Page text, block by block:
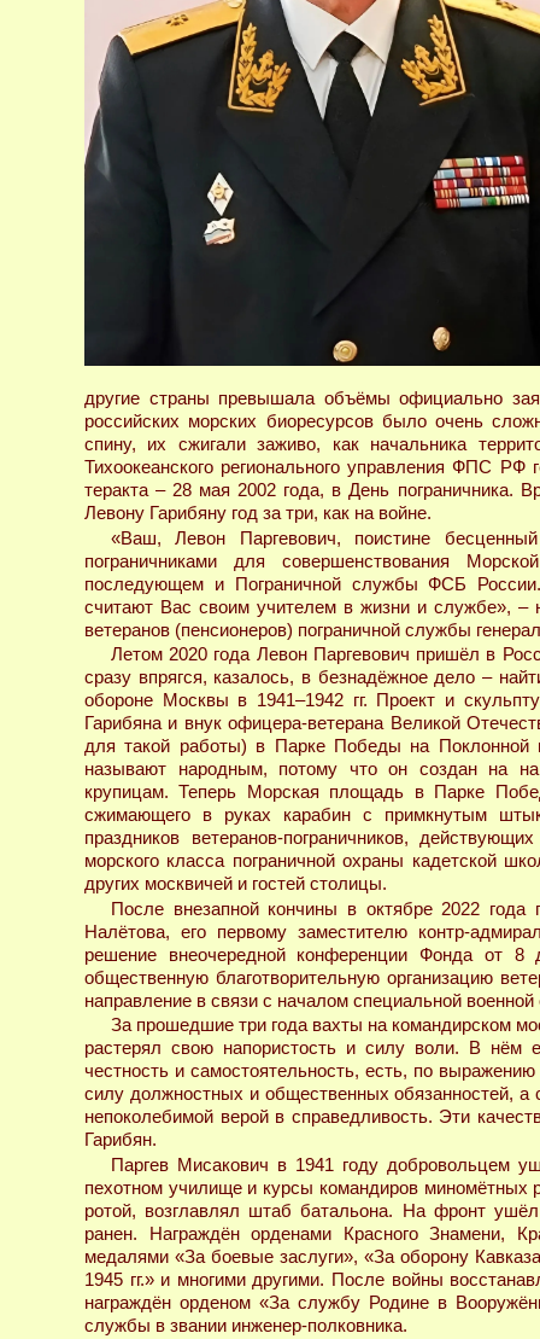
другие страны превышала объёмы официально
российских морских биоресурсов было очень
спину, их сжигали заживо, как начальника
Тихоокеанского регионального управления ФПС
теракта – 28 мая 2002 года, в День пограничника.
Левону Гарибяну год за три, как на войне.
«Ваш, Левон Паргевович, поистине
пограничниками для совершенствования
последующем и Пограничной службы ФСБ
считают Вас своим учителем в жизни и службе», –
ветеранов (пенсионеров) пограничной службы
Летом 2020 года Левон Паргевович пришёл в
сразу впрягся, казалось, в безнадёжное дело –
обороне Москвы в 1941–1942 гг. Проект и
Гарибяна и внук офицера-ветерана Великой
для такой работы) в Парке Победы на Поклонной
называют народным, потому что он создан на
крупицам. Теперь Морская площадь в Парке
сжимающего в руках карабин с примкнутым
праздников ветеранов-пограничников,
морского класса пограничной охраны кадетской
других москвичей и гостей столицы.
После внезапной кончины в октябре 2022 года
Налётова, его первому заместителю контр-
решение внеочередной конференции Фонда от 8
общественную благотворительную организацию
направление в связи с началом специальной военной
За прошедшие три года вахты на командирском
растерял свою напористость и силу воли. В нём
честность и самостоятельность, есть, по
силу должностных и общественных обязанностей, а
непоколебимой верой в справедливость. Эти
Гарибян.
Паргев Мисакович в 1941 году добровольцем
пехотном училище и курсы командиров миномётных
ротой, возглавлял штаб батальона. На фронт
ранен. Награждён орденами Красного Знамени,
медалями «За боевые заслуги», «За оборону
1945 гг.» и многими другими. После войны
награждён орденом «За службу Родине в
службы в звании инженер-полковника.